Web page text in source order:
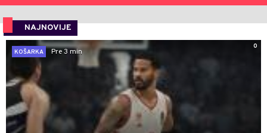
NAJNOVIJE
0
KOŠARKA
Pre 3 min